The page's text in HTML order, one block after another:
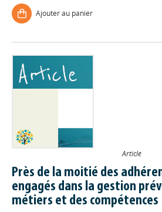
Ajouter au panier
Article
Près de la moitié des
engagés dans la gestion
métiers et des compétences